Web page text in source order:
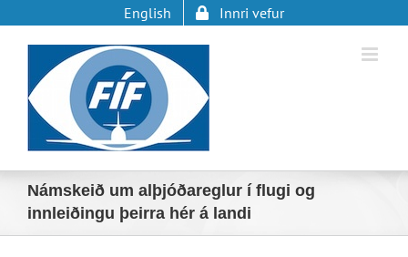
English Innri vefur
Námskeið um alþjóðareglur í flugi og
innleiðingu þeirra hér á landi